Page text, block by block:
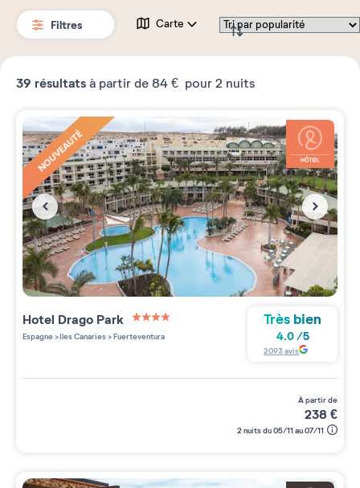
Filtres Carte
39 résultats à partir de 84 € pour 2 nuits
NOUVEAUTÉ
Hotel Drago Park
4 étoiles sur 5
Espagne>Iles Canaries>Fuerteventura
Très bien
4.0/5
2093avis
à partir de
238€
2 nuits du 05/11 au 07/11